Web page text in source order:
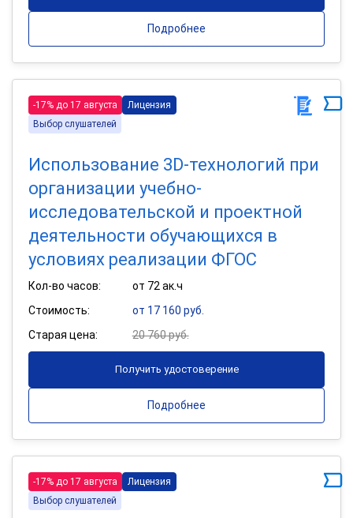
Подробнее
-17% до 17 августа
Лицензия
Выбор слушателей
Использование 3D-технологий при
организации учебно-
исследовательской и проектной
деятельности обучающихся в
условиях реализации ФГОС
Кол-во часов:
от 72 ак.ч
Стоимость:
от 17 160 руб.
Старая цена:
20 760 руб.
Получить удостоверение
Подробнее
-17% до 17 августа
Лицензия
Выбор слушателей